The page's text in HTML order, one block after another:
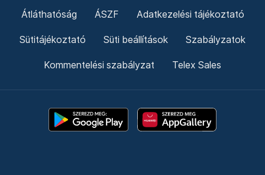
Átláthatóság ÁSZF Adatkezelési tájékoztató
Sütitájékoztató Süti beállítások Szabályzatok
Kommentelési szabályzat Telex Sales